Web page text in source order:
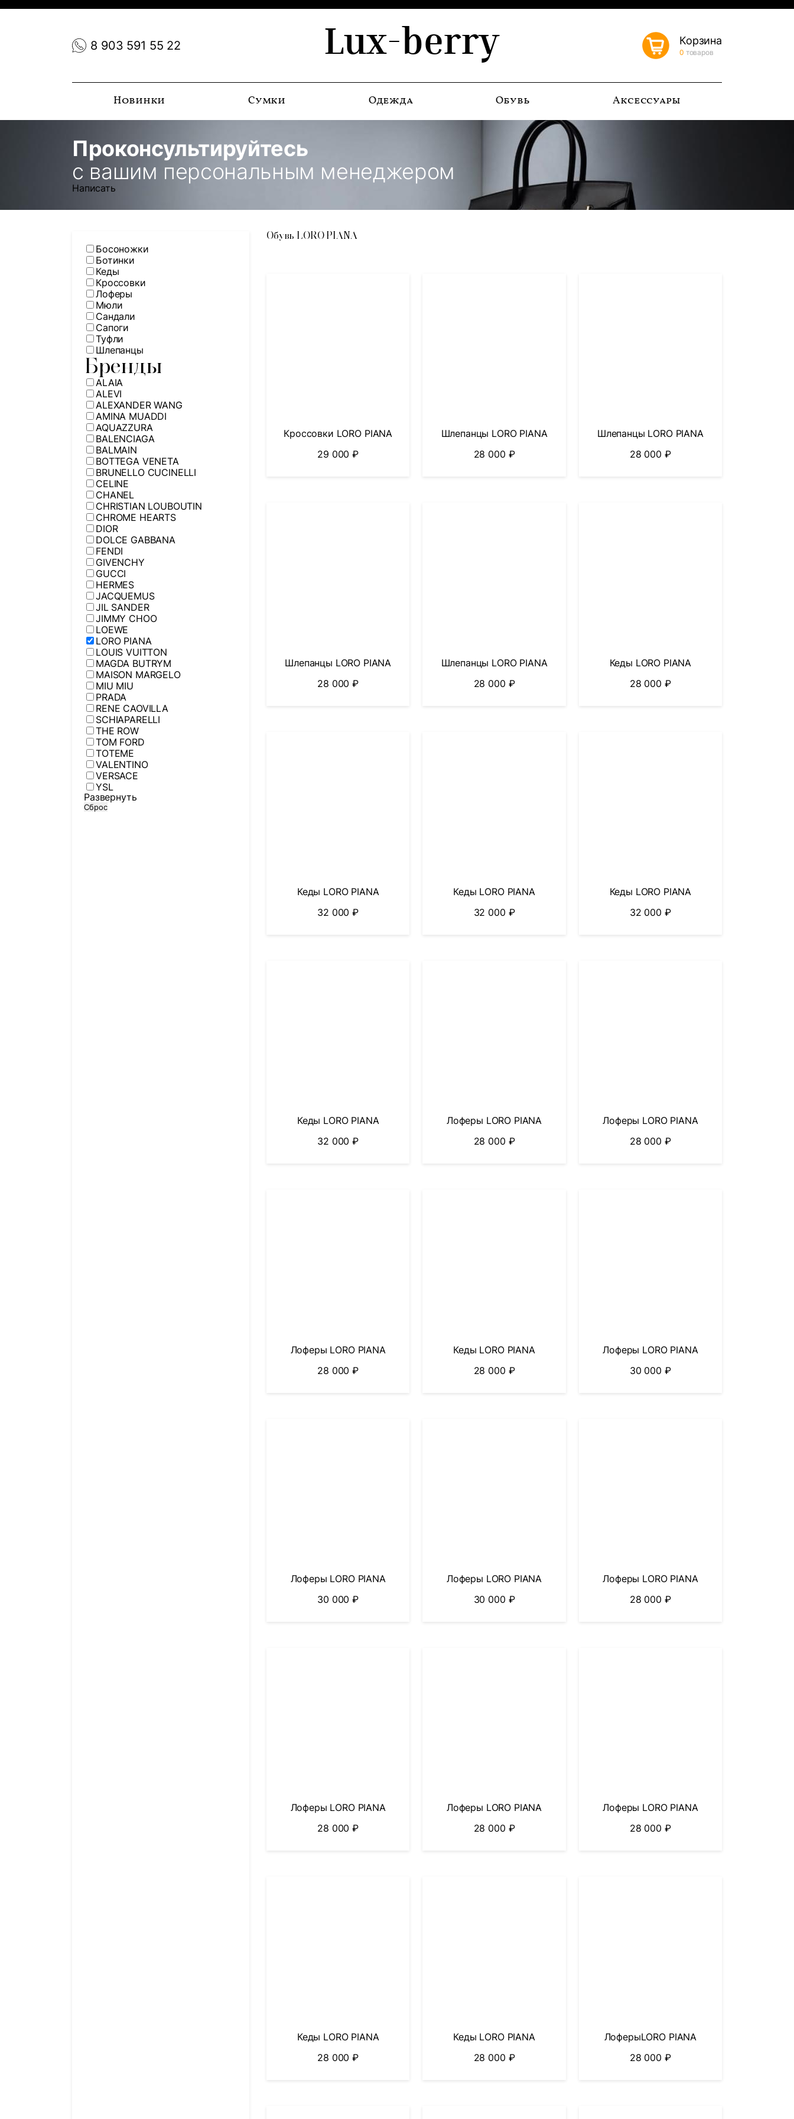
8 903 591 55 22 Lux-berry Корзина
0 товаров
Новинки Сумки Одежда Обувь Аксессуары
Проконсультируйтесь
с вашим персональным менеджером
Написать
Босоножки
Ботинки
Кеды
Кроссовки
Лоферы
Мюли
Сандали
Сапоги
Туфли
Шлепанцы
Бренды
ALAIA
ALEVI
ALEXANDER WANG
AMINA MUADDI
AQUAZZURA
BALENCIAGA
BALMAIN
BOTTEGA VENETA
BRUNELLO CUCINELLI
CELINE
CHANEL
CHRISTIAN LOUBOUTIN
CHROME HEARTS
DIOR
DOLCE GABBANA
FENDI
GIVENCHY
GUCCI
HERMES
JACQUEMUS
JIL SANDER
JIMMY CHOO
LOEWE
LORO PIANA
LOUIS VUITTON
MAGDA BUTRYM
MAISON MARGELO
MIU MIU
PRADA
RENE CAOVILLA
SCHIAPARELLI
THE ROW
TOM FORD
TOTEME
VALENTINO
VERSACE
YSL
Развернуть
Сброс
Обувь LORO PIANA
Кроссовки LORO PIANA
29 000₽
Шлепанцы LORO PIANA
28 000 ₽
Шлепанцы LORO PIANA
28 000 ₽
Шлепанцы LORO PIANA
28 000₽
Шлепанцы LORO PIANA
28 000 ₽
Кеды LORO PIANA
28 000 ₽
Кеды LORO PIANA
32 000₽
Кеды LORO PIANA
32 000 ₽
Кеды LORO PIANA
32 000 ₽
Кеды LORO PIANA
32 000₽
Лоферы LORO PIANA
28 000 ₽
Лоферы LORO PIANA
28 000 ₽
Лоферы LORO PIANA
28 000₽
Кеды LORO PIANA
28 000 ₽
Лоферы LORO PIANA
30 000 ₽
Лоферы LORO PIANA
30 000₽
Лоферы LORO PIANA
30 000 ₽
Лоферы LORO PIANA
28 000 ₽
Лоферы LORO PIANA
28 000₽
Лоферы LORO PIANA
28 000 ₽
Лоферы LORO PIANA
28 000 ₽
Кеды LORO PIANA
28 000₽
Кеды LORO PIANA
28 000 ₽
ЛоферыLORO PIANA
28 000 ₽